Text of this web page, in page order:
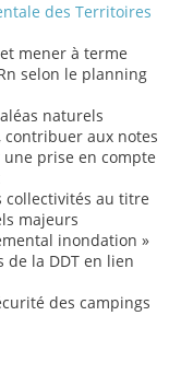
des Territoires
mener à terme
selon le planning
naturels
contribuer aux notes
prise en compte
collectivités au titre
majeurs
inondation »
de la DDT en lien
des campings